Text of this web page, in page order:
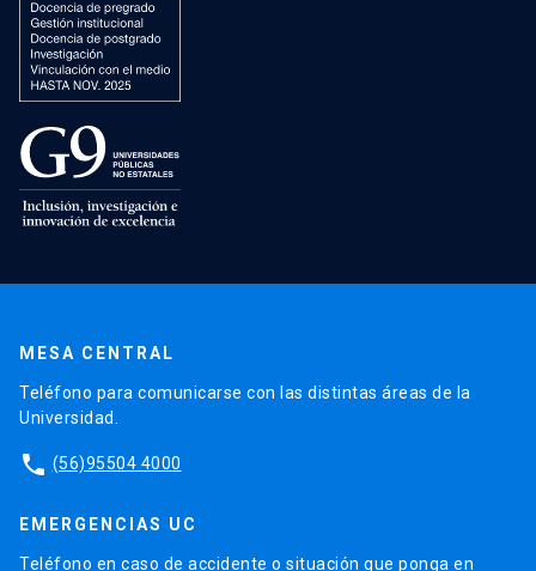
MESA CENTRAL
Teléfono para comunicarse con las distintas áreas de la
Universidad.
phone (56)95504 4000
EMERGENCIAS UC
Teléfono en caso de accidente o situación que ponga en